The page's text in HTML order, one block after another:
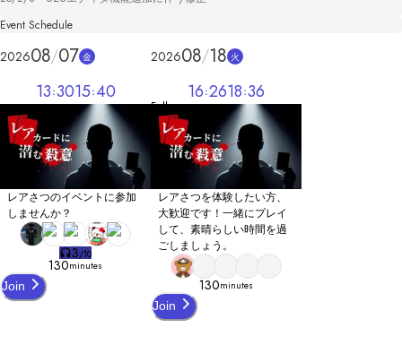
Event Schedule
202608 07 金
Full
13 3015 40
レアさつのイベントに参加
しませんか？
3/10
130minutes
Join
202608 18 火
16 2618 36
レアさつを体験したい方、
大歓迎です！一緒にプレイ
して、素晴らしい時間を過
ごしましょう。
130minutes
Join